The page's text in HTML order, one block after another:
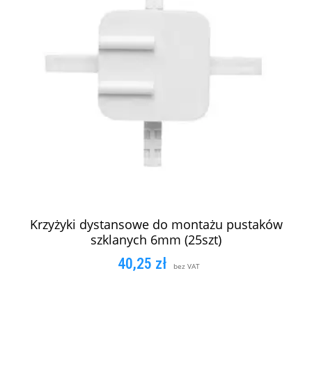
Krzyżyki dystansowe do montażu pustaków
szklanych 6mm (25szt)
40,25 zł bez VAT